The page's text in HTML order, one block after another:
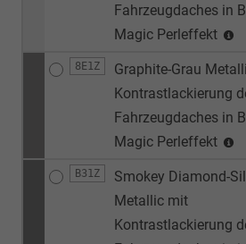
Fahrzeugdaches in
Magic Perleffekt
8E1Z
Graphite-Grau
Kontrastlackierung
Fahrzeugdaches in
Magic Perleffekt
B31Z
Smokey Diamond-
Metallic mit
Kontrastlackierung